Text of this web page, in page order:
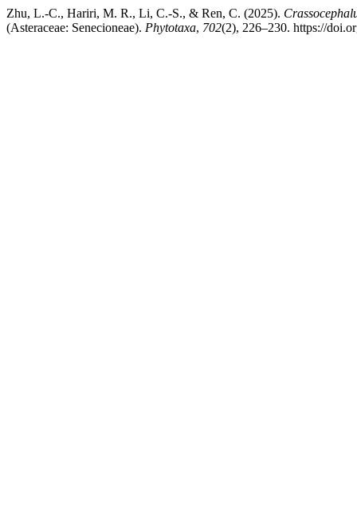
Zhu, L.-C., Hariri, M. R., Li, C.-S., & Ren, C. (2025).
(Asteraceae: Senecioneae). Phytotaxa, 702(2), 226–230. https://